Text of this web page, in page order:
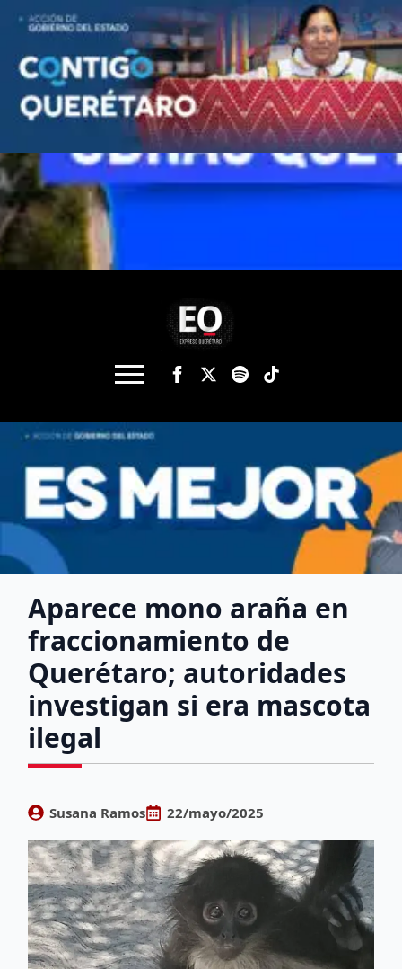
Aparece mono araña en
fraccionamiento de
Querétaro; autoridades
investigan si era mascota
ilegal
Susana Ramos 22/mayo/2025